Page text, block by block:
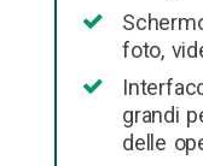
foto,
grandi
delle